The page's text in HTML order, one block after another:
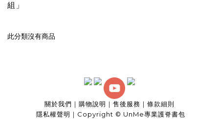
組」
此分類沒有商品
關於我們 ｜ 購物說明 ｜ 售後服務 ｜ 條款細則
隱私權聲明 ｜ Copyright © UnMe專業護脊書包